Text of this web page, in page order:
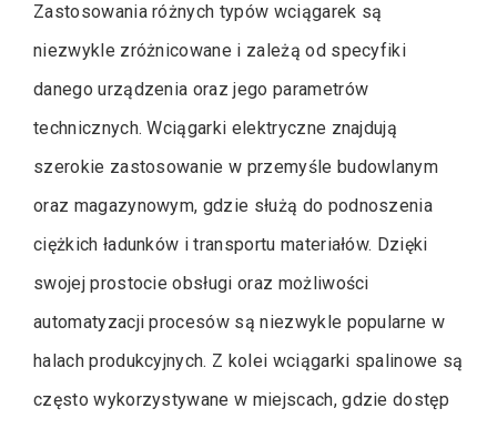
Zastosowania różnych typów wciągarek są
niezwykle zróżnicowane i zależą od specyfiki
danego urządzenia oraz jego parametrów
technicznych. Wciągarki elektryczne znajdują
szerokie zastosowanie w przemyśle budowlanym
oraz magazynowym, gdzie służą do podnoszenia
ciężkich ładunków i transportu materiałów. Dzięki
swojej prostocie obsługi oraz możliwości
automatyzacji procesów są niezwykle popularne w
halach produkcyjnych. Z kolei wciągarki spalinowe są
często wykorzystywane w miejscach, gdzie dostęp